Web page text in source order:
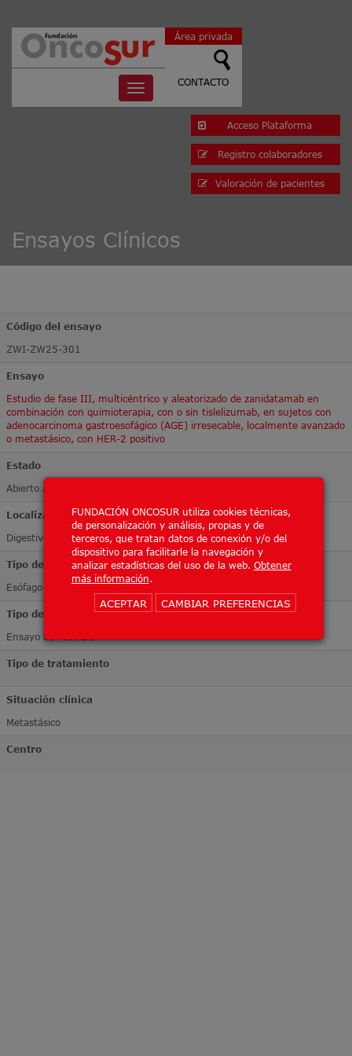
FUNDACIÓN ONCOSUR utiliza cookies técnicas,
de personalización y análisis, propias y de
terceros, que tratan datos de conexión y/o del
dispositivo para facilitarle la navegación y
analizar estadísticas del uso de la web. Obtener
más información.
ACEPTAR CAMBIAR PREFERENCIAS
Toggle
navigation
Área privada
CONTACTO
Acceso Plataforma
Registro colaboradores
Valoración de pacientes
Ensayos Clínicos
Código del ensayo
ZWI-ZW25-301
Ensayo
Estudio de fase III, multicéntrico y aleatorizado de zanidatamab en
combinación con quimioterapia, con o sin tislelizumab, en sujetos con
adenocarcinoma gastroesofágico (AGE) irresecable, localmente avanzado
o metastásico, con HER-2 positivo
Estado
Abierto a inclusión
Localización Tumoral
Digestivo
Tipo de tumor
Esófago
Tipo de ensayo
Ensayo de Fase III
Tipo de tratamiento
Situación clínica
Metastásico
Centro